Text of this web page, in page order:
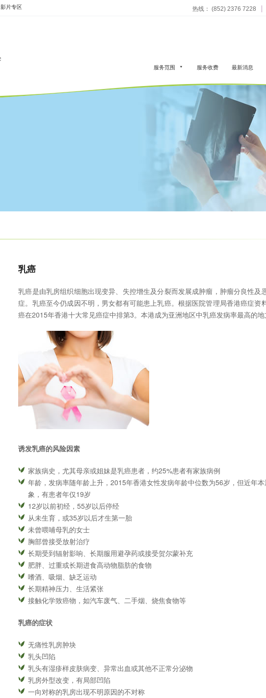
影片专区 热线： (852) 2376 7228
服务范围 服务收费 最新消息
乳癌
乳癌是由乳房组织细胞出现变异、失控增生及分裂而发展成肿瘤，肿瘤分良性及
症。乳癌至今仍成因不明，男女都有可能患上乳癌。根据医院管理局香港癌症资
癌在2015年香港十大常见癌症中排第3。本港成为亚洲地区中乳癌发病率最高的地
诱发乳癌的风险因素
家族病史，尤其母亲或姐妹是乳癌患者，约25%患者有家族病例
年龄，发病率随年龄上升，2015年香港女性发病年龄中位数为56岁，但近年
象，有患者年仅19岁
12岁以前初经，55岁以后停经
从未生育，或35岁以后才生第一胎
未曾喂哺母乳的女士
胸部曾接受放射治疗
长期受到辐射影响、长期服用避孕药或接受贺尔蒙补充
肥胖、过重或长期进食高动物脂肪的食物
嗜酒、吸烟、缺乏运动
长期精神压力、生活紧张
接触化学致癌物，如汽车废气、二手烟、烧焦食物等
乳癌的症状
无痛性乳房肿块
乳头凹陷
乳头有湿疹样皮肤病变、异常出血或其他不正常分泌物
乳房外型改变，有局部凹陷
一向对称的乳房出现不明原因的不对称